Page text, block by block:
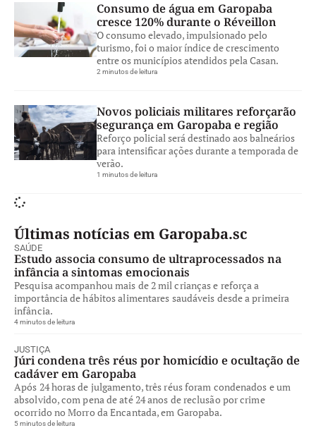
Consumo de água em Garopaba
cresce 120% durante o Réveillon
O consumo elevado, impulsionado pelo
turismo, foi o maior índice de crescimento
entre os municípios atendidos pela Casan.
2 minutos de leitura
Novos policiais militares reforçarão
segurança em Garopaba e região
Reforço policial será destinado aos balneários
para intensificar ações durante a temporada de
verão.
1 minutos de leitura
Últimas notícias em Garopaba.sc
SAÚDE
Estudo associa consumo de ultraprocessados na
infância a sintomas emocionais
Pesquisa acompanhou mais de 2 mil crianças e reforça a
importância de hábitos alimentares saudáveis desde a primeira
infância.
4 minutos de leitura
JUSTIÇA
Júri condena três réus por homicídio e ocultação de
cadáver em Garopaba
Após 24 horas de julgamento, três réus foram condenados e um
absolvido, com pena de até 24 anos de reclusão por crime
ocorrido no Morro da Encantada, em Garopaba.
5 minutos de leitura